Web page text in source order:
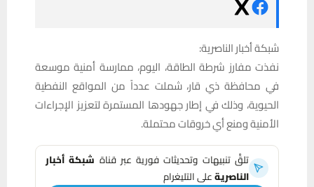
شبكة أخبار الناصرية:
نفذت مفارز شرطة الطاقة، اليوم، ممارسة أمنية موسعة
في محافظة ذي قار، شملت عدداً من المواقع النفطية
الحيوية، وذلك في إطار جهودها المستمرة لتعزيز الإجراءات
الأمنية ومنع أي خروقات محتملة.
تلقَّ تنبيهات وتحديثات فورية عبر قناة شبكة أخبار
الناصريةعلى التليغرام